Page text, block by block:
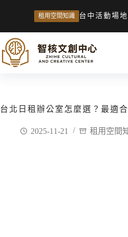
租用空間知識 台中活動場
台北日租辦公室怎麼選？最適
2025-11-21 租用空間